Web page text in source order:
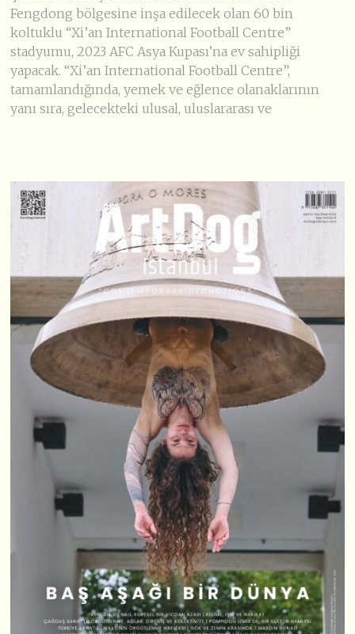
Fengdong bölgesine inşa edilecek olan 60 bin
koltuklu “Xi’an International Football Centre”
stadyumu, 2023 AFC Asya Kupası’na ev sahipliği
yapacak. “Xi’an International Football Centre”,
tamamlandığında, yemek ve eğlence olanaklarının
yanı sıra, gelecekteki ulusal, uluslararası ve